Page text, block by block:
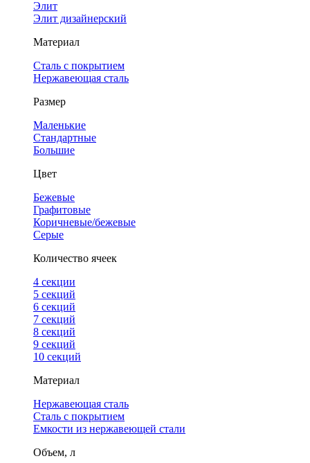
Элит
Элит дизайнерский
Материал
Сталь с покрытием
Нержавеющая сталь
Размер
Маленькие
Стандартные
Большие
Цвет
Бежевые
Графитовые
Коричневые/бежевые
Серые
Количество ячеек
4 cекции
5 секций
6 секций
7 секций
8 секций
9 секций
10 секций
Материал
Нержавеющая сталь
Сталь с покрытием
Емкости из нержавеющей стали
Объем, л